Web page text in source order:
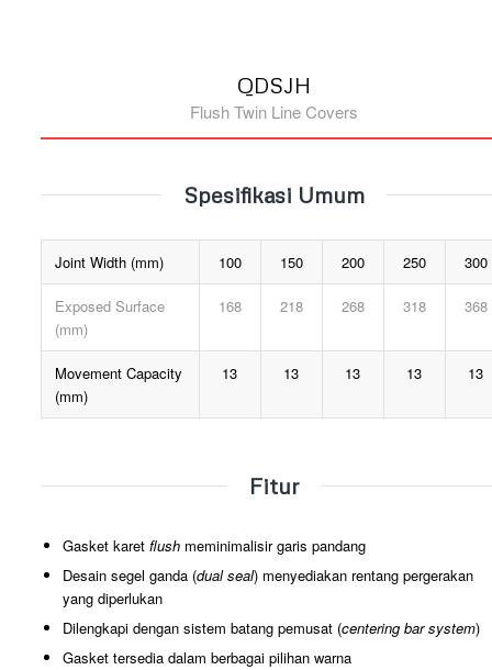
QDSJH
Flush Twin Line Covers
Spesifikasi Umum
Joint Width (mm) 100 150 200 250 300
Exposed Surface
(mm)
168 218 268 318 368
Movement Capacity
(mm)
13 13 13 13 13
Fitur
Gasket karet flushmeminimalisir garis pandang
Desain segel ganda (dual seal) menyediakan rentang pergerakan
yang diperlukan
Dilengkapi dengan sistem batang pemusat(centering bar system)
Gasket tersedia dalam berbagai pilihan warna